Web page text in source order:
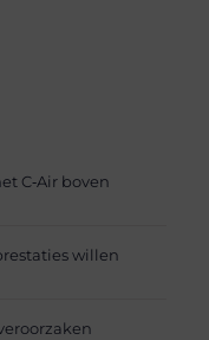
C‑Air boven
willen